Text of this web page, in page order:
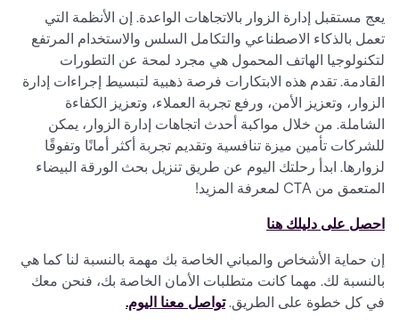
يعج مستقبل إدارة الزوار بالاتجاهات الواعدة. إن الأنظمة التي
تعمل بالذكاء الاصطناعي والتكامل السلس والاستخدام المرتفع
لتكنولوجيا الهاتف المحمول هي مجرد لمحة عن التطورات
القادمة. تقدم هذه الابتكارات فرصة ذهبية لتبسيط إجراءات إدارة
الزوار، وتعزيز الأمن، ورفع تجربة العملاء، وتعزيز الكفاءة
الشاملة. من خلال مواكبة أحدث اتجاهات إدارة الزوار، يمكن
للشركات تأمين ميزة تنافسية وتقديم تجربة أكثر أمانًا وتفوقًا
لزوارها. ابدأ رحلتك اليوم عن طريق تنزيل بحث الورقة البيضاء
المتعمق من CTA لمعرفة المزيد!
احصل على دليلك هنا
إن حماية الأشخاص والمباني الخاصة بك مهمة بالنسبة لنا كما هي
بالنسبة لك. مهما كانت متطلبات الأمان الخاصة بك، فنحن معك
في كل خطوة على الطريق.تواصل معنا اليوم.